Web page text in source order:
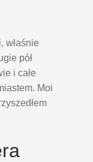
właśnie
pół
i całe
Moi